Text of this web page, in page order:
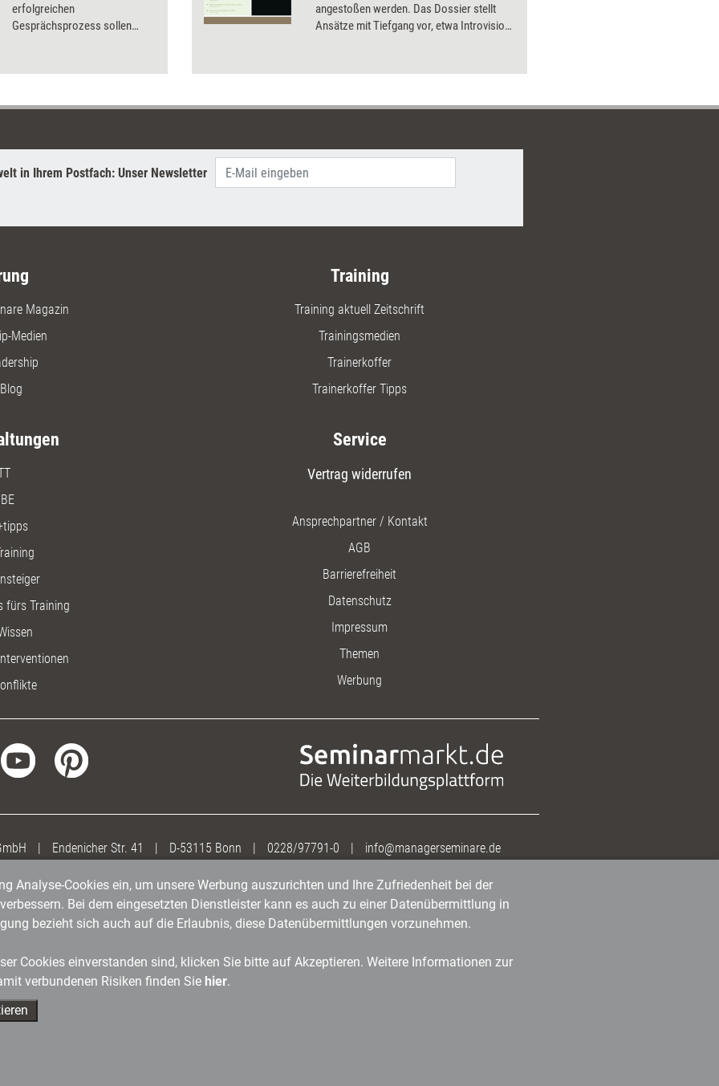
erfolgreichen
Gesprächsprozess sollen
gute machen.
angestoßen werden. Das Dossier stellt
Ansätze mit Tiefgang vor, etwa Introvision-
in Ihrem Postfach: Unser Newsletter
Magazin
Medien
Training
Training aktuell Zeitschrift
Trainingsmedien
Trainerkoffer
Trainerkoffer Tipps
fürs Training
Service
Vertrag widerrufen
Ansprechpartner / Kontakt
AGB
Barrierefreiheit
Datenschutz
Impressum
Themen
Werbung
| Endenicher Str. 41 | D-53115 Bonn | 0228/97791-0 | info@managerseminare.de
Analyse-Cookies ein, um unsere Werbung auszurichten und Ihre Zufriedenheit bei der
Bei dem eingesetzten Dienstleister kann es auch zu einer Datenübermittlung in
bezieht sich auch auf die Erlaubnis, diese Datenübermittlungen vorzunehmen.
Cookies einverstanden sind, klicken Sie bitte auf Akzeptieren. Weitere Informationen zur
verbundenen Risiken finden Sie hier.